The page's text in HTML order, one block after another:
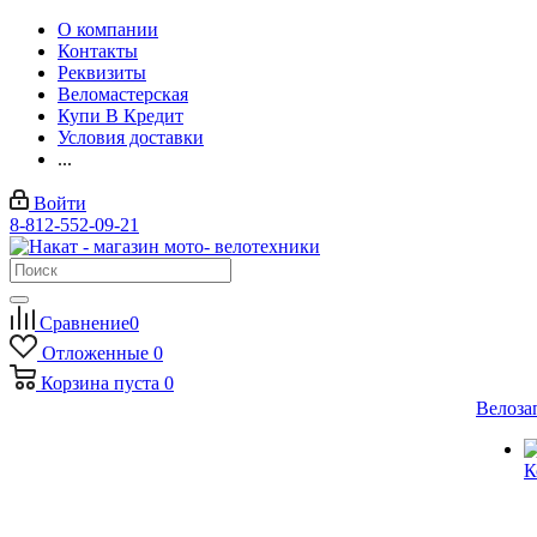
О компании
Контакты
Реквизиты
Веломастерская
Купи В Кредит
Условия доставки
...
Войти
8-812-552-09-21
Сравнение0
Отложенные 0
Корзина пуста 0